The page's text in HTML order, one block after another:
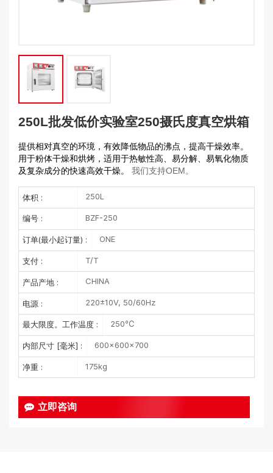
250L批发低价实验室250摄氏度真空烘箱
提供相对真空的环境，有效降低物品的沸点，提高干燥效率。
用于粉体干燥和烘烤，适用于热敏性高、易分解、易氧化物质
及复杂成分的快速高效干燥。 我们支持OEM。
体积 : 250L
编号 : BZF-250
订单(最小起订量) : ONE
支付 : T/T
产品产地 : CHINA
电源 : 220±10V, 50/60Hz
最大限度。工作温度 : 250℃
内部尺寸 [毫米] : 600×600×700
净重 : 175kg
立即咨询